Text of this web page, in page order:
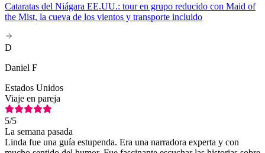
Cataratas del Niágara EE.UU.: tour en grupo reducido con Maid of
the Mist, la cueva de los vientos y transporte incluido
D
Daniel F
Estados Unidos
Viaje en pareja
5/5
La semana pasada
Linda fue una guía estupenda. Era una narradora experta y con